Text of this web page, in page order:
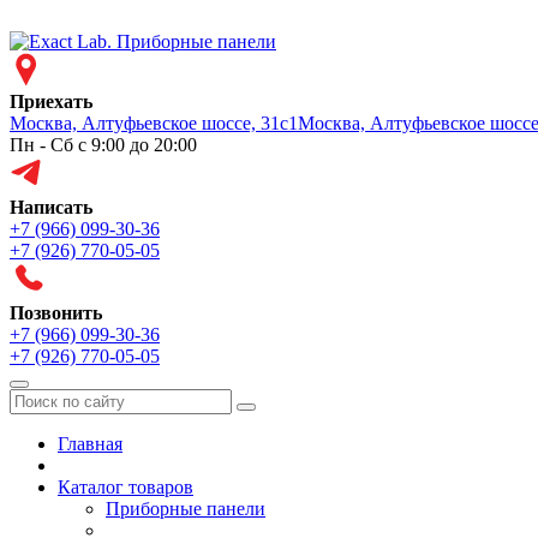
Приехать
Москва, Алтуфьевское шоссе, 31с1Москва, Алтуфьевское
Пн - Сб с 9:00 до 20:00
Написать
+7 (966) 099-30-36
+7 (926) 770-05-05
Позвонить
+7 (966) 099-30-36
+7 (926) 770-05-05
Меню
Главная
Каталог товаров
Приборные панели